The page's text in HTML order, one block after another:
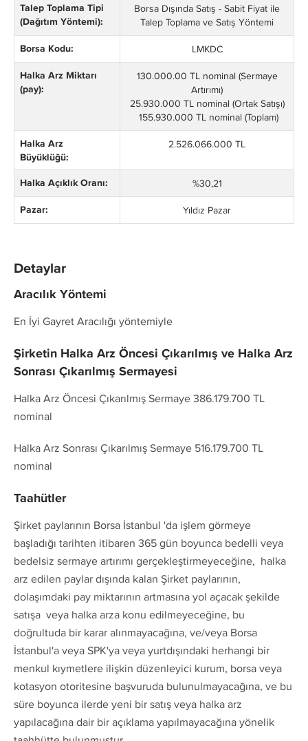
Talep Toplama Tipi
(Dağıtım Yöntemi):
Borsa Dışında Satış - Sabit Fiyat ile
Talep Toplama ve Satış Yöntemi
Borsa Kodu:
LMKDC
Halka Arz Miktarı
(pay):
130.000.00 TL nominal (Sermaye
Artırımı)
25.930.000 TL nominal (Ortak Satışı)
155.930.000 TL nominal (Toplam)
Halka Arz
Büyüklüğü:
2.526.066.000 TL
Halka Açıklık Oranı:
%30,21
Pazar:
Yıldız Pazar
Detaylar
Aracılık Yöntemi
En İyi Gayret Aracılığı yöntemiyle
Şirketin Halka Arz Öncesi Çıkarılmış ve Halka Arz
Sonrası Çıkarılmış Sermayesi
Halka Arz Öncesi Çıkarılmış Sermaye 386.179.700 TL
nominal
Halka Arz Sonrası Çıkarılmış Sermaye 516.179.700 TL
nominal
Taahütler
Şirket paylarının Borsa İstanbul 'da işlem görmeye
başladığı tarihten itibaren 365 gün boyunca bedelli veya
bedelsiz sermaye artırımı gerçekleştirmeyeceğine, halka
arz edilen paylar dışında kalan Şirket paylarının,
dolaşımdaki pay miktarının artmasına yol açacak şekilde
satışa veya halka arza konu edilmeyeceğine, bu
doğrultuda bir karar alınmayacağına, ve/veya Borsa
İstanbul'a veya SPK'ya veya yurtdışındaki herhangi bir
menkul kıymetlere ilişkin düzenleyici kurum, borsa veya
kotasyon otoritesine başvuruda bulunulmayacağına, ve bu
süre boyunca ilerde yeni bir satış veya halka arz
yapılacağına dair bir açıklama yapılmayacağına yönelik